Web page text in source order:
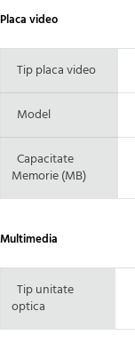
Placa video
Tip placa video
Model
Capacitate
Memorie (MB)
Multimedia
Tip unitate
optica